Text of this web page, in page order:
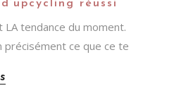
réussi
LA tendance du moment.
précisément ce que ce te